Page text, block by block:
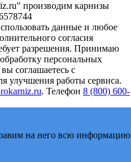
производим карнизы
данные и любое
согласия
разрешения. Принимаю
персональных
соглашаетесь с
улучшения работы сервиса.
. Телефон 8 (800) 600-
на него всю информацию